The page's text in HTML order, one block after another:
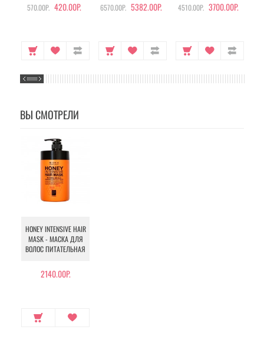
570.00Р. 420.00Р. 6570.00Р. 5382.00Р. 4510.00Р. 3700.00Р.
ВЫ СМОТРЕЛИ
HONEY INTENSIVE HAIR
MASK - МАСКА ДЛЯ
ВОЛОС ПИТАТЕЛЬНАЯ
2140.00Р.